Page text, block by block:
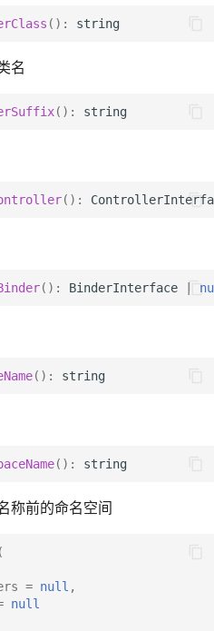
() : string
名
() : string
() :
() : BinderInterface |
() : string
() : string
称前的命名空间
(
= null ,
null